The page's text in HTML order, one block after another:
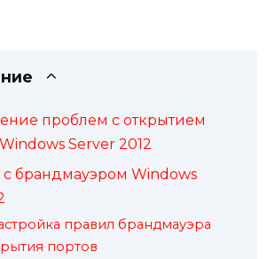
проблем с открытием
Server 2012
с брандмауэром Windows
правил брандмауэра
портов